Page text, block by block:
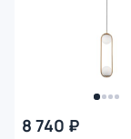
8 740 ₽